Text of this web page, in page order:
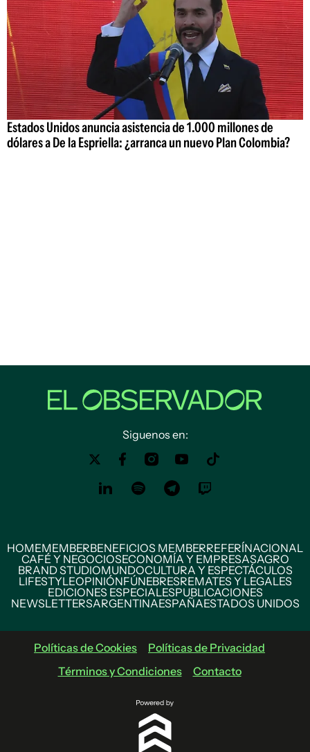
Estados Unidos anuncia asistencia de 1.000 millones de
dólares a De la Espriella: ¿arranca un nuevo Plan Colombia?
Siguenos en:
HOMEMEMBERBENEFICIOS MEMBERREFERÍNACIONAL
CAFÉ Y NEGOCIOSECONOMÍA Y EMPRESASAGRO
BRAND STUDIOMUNDOCULTURA Y ESPECTÁCULOS
LIFESTYLEOPINIÓNFÚNEBRESREMATES Y LEGALES
EDICIONES ESPECIALESPUBLICACIONES
NEWSLETTERSARGENTINAESPAÑAESTADOS UNIDOS
Políticas de Cookies
Políticas de Privacidad
Términos y Condiciones
Contacto